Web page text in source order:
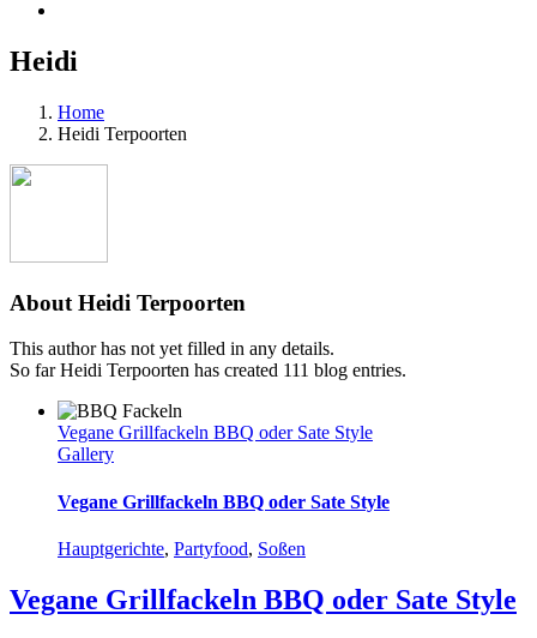
Heidi
Home
Heidi Terpoorten
About Heidi Terpoorten
This author has not yet filled in any details.
So far Heidi Terpoorten has created 111 blog entries.
Vegane Grillfackeln BBQ oder Sate Style
Gallery
Vegane Grillfackeln BBQ oder Sate Style
Hauptgerichte, Partyfood, Soßen
Vegane Grillfackeln BBQ oder Sate Style